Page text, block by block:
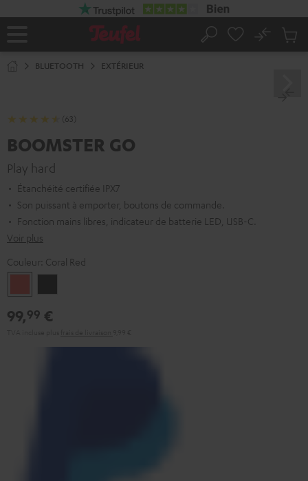
Page
Rechercher
No
BLUETOOTH EXTÉRIEUR
(63)
BOOMSTER GO
Play hard
Étanchéité certifiée IPX7
Son puissant à emporter, boutons de commande.
Fonction mains libres, indicateur de batterie LED, USB-C.
Voir plus
Couleur: Coral Red
Red
99,99 €